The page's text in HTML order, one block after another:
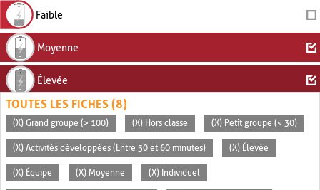
Faible
Moyenne
Élevée
TOUTES LES FICHES (8)
(X) Grand groupe (> 100) (X) Hors classe (X) Petit groupe (< 30)
(X) Activités développées (Entre 30 et 60 minutes) (X) Élevée
(X) Équipe (X) Moyenne (X) Individuel